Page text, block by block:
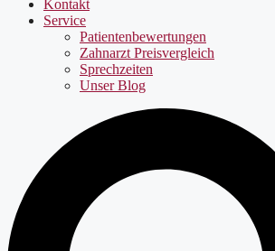
Kontakt
Service
Patientenbewertungen
Zahnarzt Preisvergleich
Sprechzeiten
Unser Blog